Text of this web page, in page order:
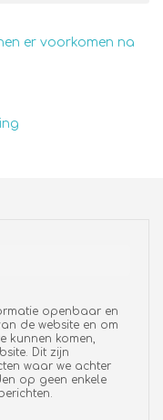
er voorkomen na
openbaar en
de website en om
kunnen komen,
Dit zijn
waar we achter
op geen enkele